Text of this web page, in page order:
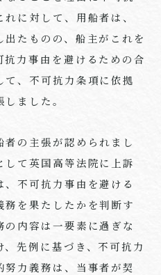
に対して、用船者は、
たものの、船主がこれを
力事由を避けるための合
、不可抗力条項に依拠
ました。
の主張が認められまし
て英国高等法院に上訴
不可抗力事由を避ける
を果たしたかを判断す
内容は一要素に過ぎな
先例に基づき、不可抗力
力義務は、当事者が契